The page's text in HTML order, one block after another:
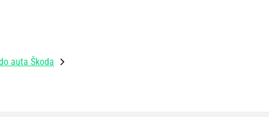
auta Škoda